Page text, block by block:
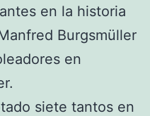
en la historia
Burgsmüller
en
siete tantos en